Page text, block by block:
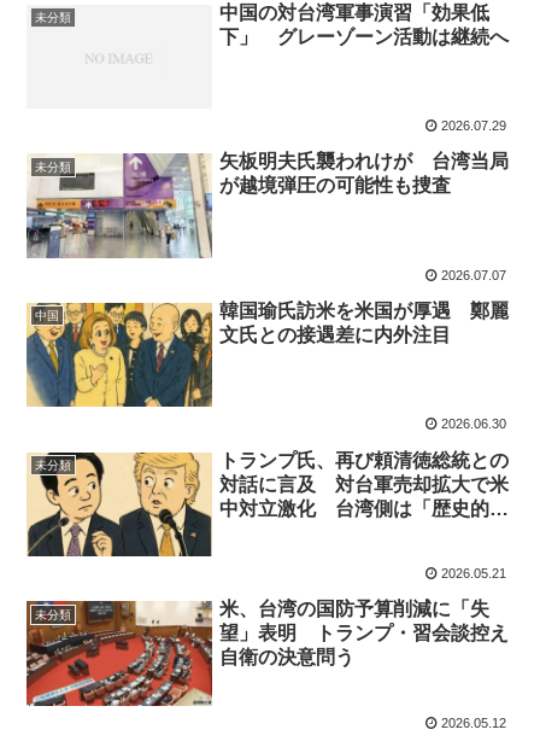
未分類
中国の対台湾軍事演習「効果低
下」 グレーゾーン活動は継続へ
2026.07.29
未分類
矢板明夫氏襲われけが 台湾当局
が越境弾圧の可能性も捜査
2026.07.07
中国
韓国瑜氏訪米を米国が厚遇 鄭麗
文氏との接遇差に内外注目
2026.06.30
未分類
トランプ氏、再び頼清徳総統との
対話に言及 対台軍売却拡大で米
中対立激化 台湾側は「歴史的新
2026.05.21
未分類
米、台湾の国防予算削減に「失
望」表明 トランプ・習会談控え
自衛の決意問う
2026.05.12